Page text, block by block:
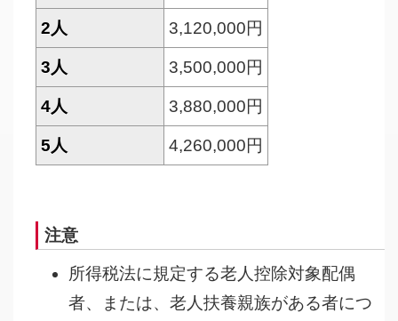
2人 3,120,000円
3人 3,500,000円
4人 3,880,000円
5人 4,260,000円
注意
所得税法に規定する老人控除対象配偶
者、または、老人扶養親族がある者につ